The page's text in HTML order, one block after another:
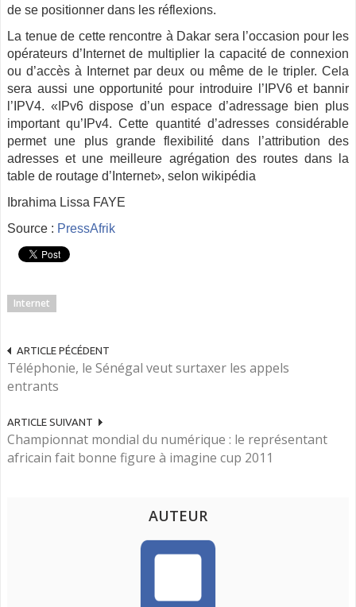
de se positionner dans les réflexions.
La tenue de cette rencontre à Dakar sera l’occasion pour les
opérateurs d’Internet de multiplier la capacité de connexion
ou d’accès à Internet par deux ou même de le tripler. Cela
sera aussi une opportunité pour introduire l’IPV6 et bannir
l’IPV4. «IPv6 dispose d’un espace d’adressage bien plus
important qu’IPv4. Cette quantité d’adresses considérable
permet une plus grande flexibilité dans l’attribution des
adresses et une meilleure agrégation des routes dans la
table de routage d’Internet», selon wikipédia
Ibrahima Lissa FAYE
Source : PressAfrik
Internet
ARTICLE PÉCÉDENT
Téléphonie, le Sénégal veut surtaxer les appels
entrants
ARTICLE SUIVANT
Championnat mondial du numérique : le représentant
africain fait bonne figure à imagine cup 2011
AUTEUR